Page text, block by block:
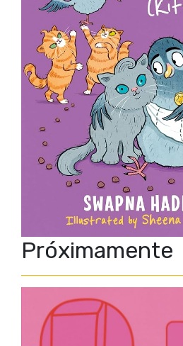
Próximamente